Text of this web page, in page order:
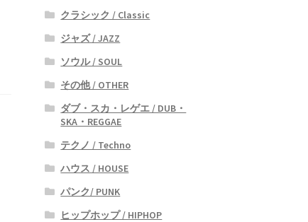
クラシック / Classic
ジャズ / JAZZ
ソウル / SOUL
その他 / OTHER
ダブ・スカ・レゲエ / DUB・
SKA・REGGAE
テクノ / Techno
ハウス / HOUSE
パンク/ PUNK
ヒップホップ / HIPHOP